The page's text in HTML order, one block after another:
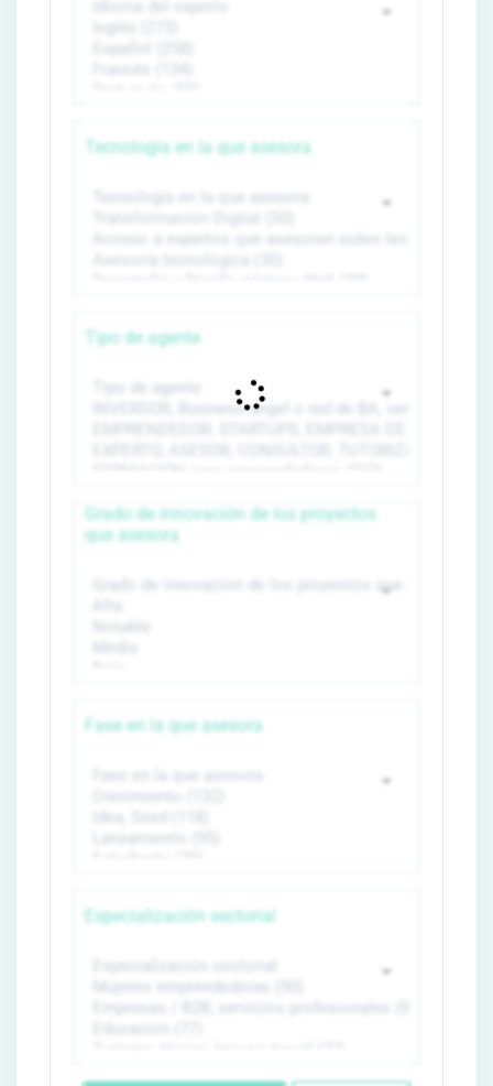
Tecnología en la que asesora
Tipo de agente
Grado de innovación de los proyectos
que asesora
Fase en la que asesora
Especialización sectorial